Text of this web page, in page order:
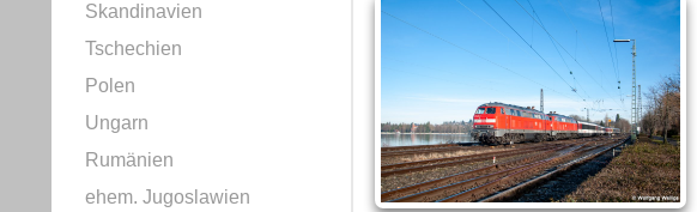
Skandinavien
Tschechien
Polen
Ungarn
Rumänien
ehem. Jugoslawien